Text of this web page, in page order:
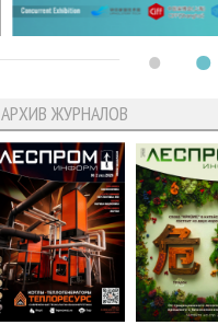
АРХИВ ЖУРНАЛОВ